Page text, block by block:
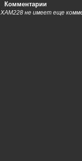
Комментарии
XAM228 не имеет еще